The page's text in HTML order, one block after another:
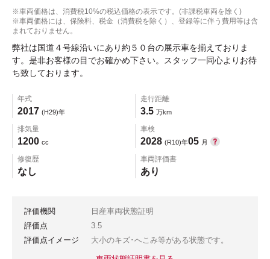
※車両価格は、消費税10%の税込価格の表示です。(非課税車両を除く)
※車両価格には、保険料、税金（消費税を除く）、登録等に伴う費用等は含
まれておりません。
弊社は国道４号線沿いにあり約５０台の展示車を揃えておりま
す。是非お客様の目でお確かめ下さい。スタッフ一同心よりお待
ち致しております。
年式
2017 (H29)年
走行距離
3.5 万km
排気量
1200 cc
車検
2028 (R10)年05 月
修復歴
なし
車両評価書
あり
評価機関
日産車両状態証明
評価点
3.5
評価点イメージ
大小のキズ･へこみ等がある状態です。